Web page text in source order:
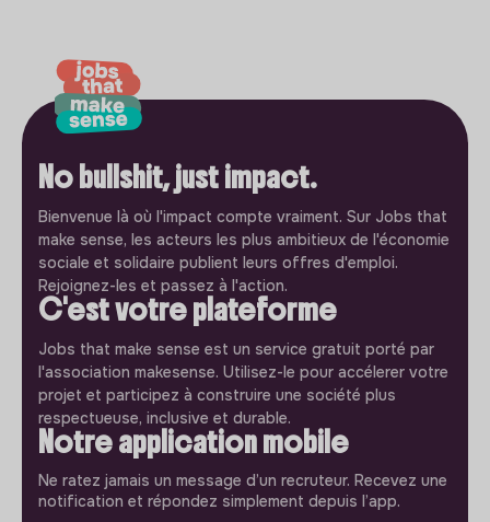
No bullshit, just impact.
Bienvenue là où l'impact compte vraiment. Sur Jobs that
make sense, les acteurs les plus ambitieux de l'économie
sociale et solidaire publient leurs offres d'emploi.
Rejoignez-les et passez à l'action.
C'est votre plateforme
Jobs that make sense est un service gratuit porté par
l'association makesense. Utilisez-le pour accélerer votre
projet et participez à construire une société plus
respectueuse, inclusive et durable.
Notre application mobile
Ne ratez jamais un message d’un recruteur. Recevez une
notification et répondez simplement depuis l’app.